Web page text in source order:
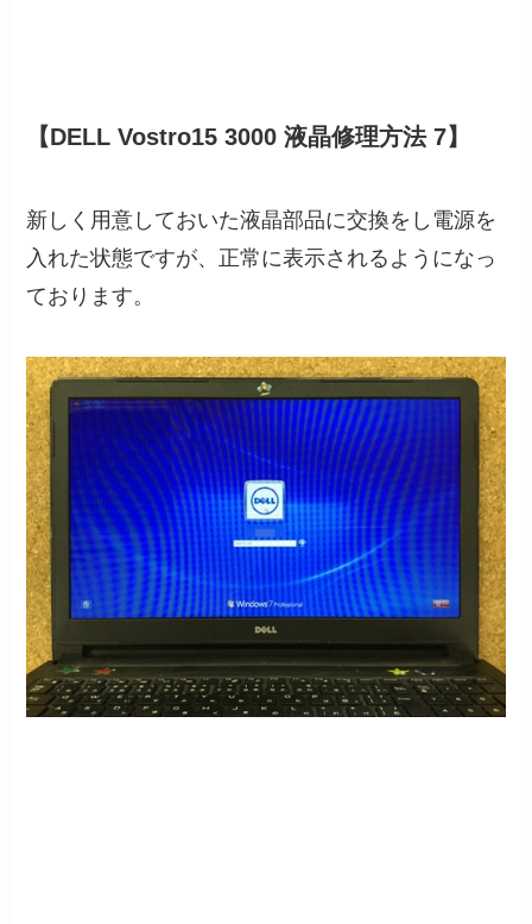
【DELL Vostro15 3000 液晶修理方法 7】
新しく用意しておいた液晶部品に交換をし電源を
入れた状態ですが、正常に表示されるようになっ
ております。